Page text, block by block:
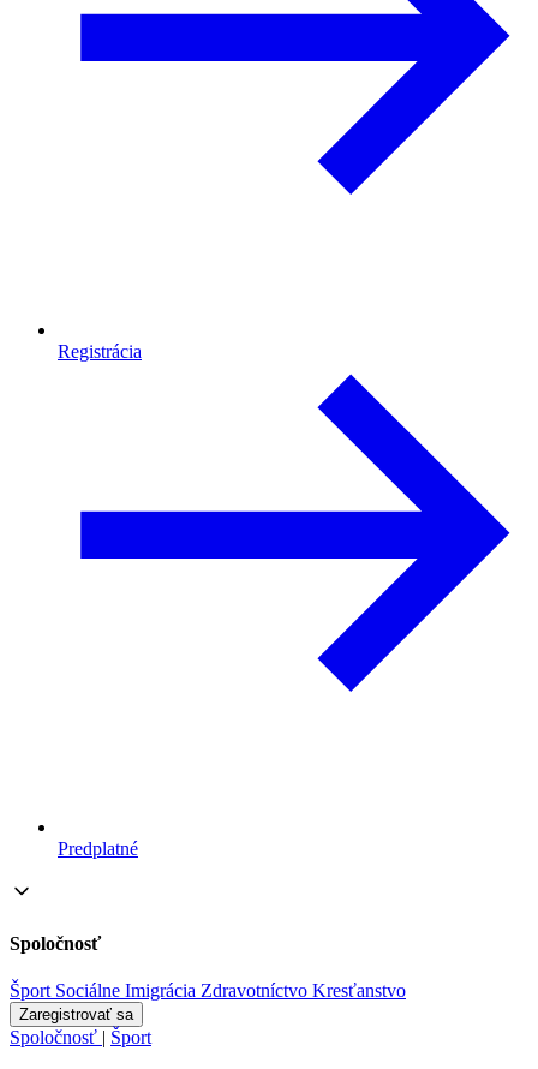
Registrácia
Predplatné
Spoločnosť
Šport Sociálne Imigrácia Zdravotníctvo Kresťanstvo
Zaregistrovať sa
Spoločnosť | Šport